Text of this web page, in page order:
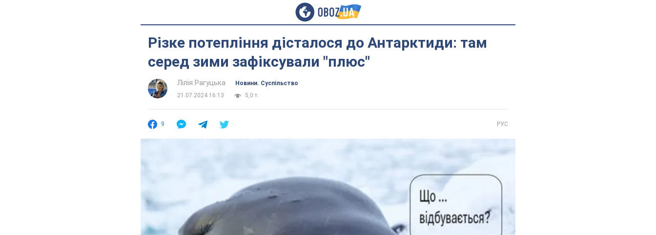
Різке потепління дісталося до Антарктиди: там
серед зими зафіксували "плюс"
Лілія Рагуцька
Новини. Суспільство
21.07.2024 16:13
5,0 т.
9 РУС